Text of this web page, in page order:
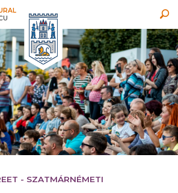
- SZATMÁRNÉMETI